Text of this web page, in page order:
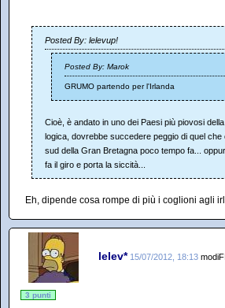
Posted By: lelevup!
Posted By: Marok
GRUMO partendo per l'Irlanda
Cioè, è andato in uno dei Paesi più piovosi
logica, dovrebbe succedere peggio di quel
sud della Gran Bretagna poco tempo fa...
fa il giro e porta la siccità...
Eh, dipende cosa rompe di più i coglioni agli
lelev* 15/07/2012, 18:13
3 punti